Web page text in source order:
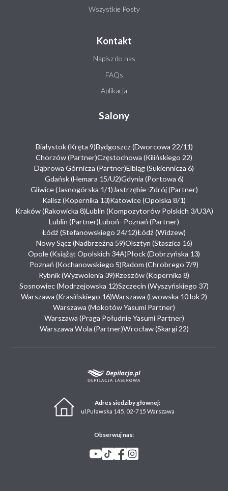
Wszystkie Posty
Kontakt
Napisz do nas
FAQs
Aplikacja
Salony
Białystok (Kręta 9)Bydgoszcz (Dworcowa 22/11)
Chorzów (Partner)Częstochowa (Kilińskiego 22)
Dąbrowa Górnicza (Partner)Elbląg (Sukiennicza 6)
Gdańsk (Hemara 15/U2)Gdynia (Portowa 6)
Gliwice (Jasnogórska 1/1) Jastrzębie-Zdrój (Partner)
Kalisz (Kopernika 13)Katowice (Opolska 8/1)
Kraków (Rakowicka 8)Lublin (Kompozytorów Polskich 3/U3A)
Lublin (Partner)Luboń- Poznań (Partner)
Łódź (Stefanowskiego 24/12)Łódź (Widzew)
Nowy Sącz (Nadbrzeżna 59)Olsztyn (Staszica 16)
Opole (Książąt Opolskich 34A)Płock (Dobrzyńska 13)
Poznań (Kochanowskiego 5)Radom (Chrobrego 7/9)
Rybnik (Wyzwolenia 39)Rzeszów (Kopernika 8)
Sosnowiec (Modrzejowska 12)Szczecin (Wyszyńskiego 37)
Warszawa (Krasińskiego 16)Warszawa (Lwowska 10 lok 2)
Warszawa (Mokotów Yasumi Partner)
Warszawa (Praga Południe Yasumi Partner)
Warszawa Wola (Partner)Wrocław (Skargi 22)
Adres siedziby głównej:
ul.Puławska 145, 02-715 Warszawa
Obserwuj nas: